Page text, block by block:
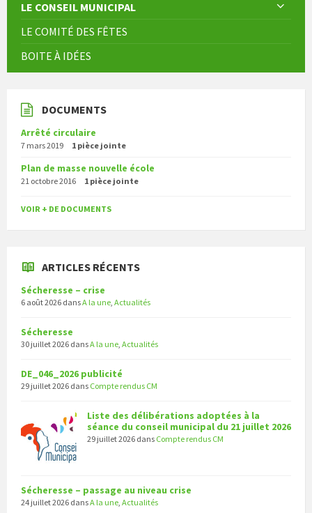
LE CONSEIL MUNICIPAL
LE COMITÉ DES FÊTES
BOITE À IDÉES
DOCUMENTS
Arrêté circulaire
7 mars 2019 1 pièce jointe
Plan de masse nouvelle école
21 octobre 2016 1 pièce jointe
VOIR + DE DOCUMENTS
ARTICLES RÉCENTS
Sécheresse – crise
6 août 2026 dansA la une Actualités
Sécheresse
30 juillet 2026 dansA la une Actualités
DE_046_2026 publicité
29 juillet 2026 dans Compte rendus CM
Liste des délibérations adoptées à la
séance du conseil municipal du 21 juillet 2026
29 juillet 2026 dans Compte rendus CM
Sécheresse – passage au niveau crise
24 juillet 2026 dansA la une Actualités